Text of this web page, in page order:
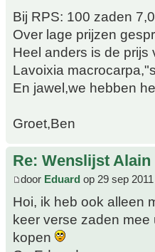
Bij RPS: 100 zaden
Over lage prijzen
Heel anders is de
Lavoixia
En jawel,we hebben
Groet,Ben
Re: Wenslijst Alain
door Eduard op 29 sep
Hoi, ik heb ook alleen
keer verse zaden mee
kopen